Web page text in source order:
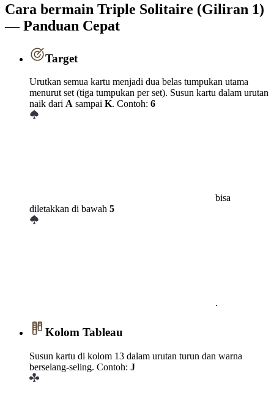
Cara bermain Triple Solitaire (Giliran 1)
— Panduan Cepat
Target
Urutkan semua kartu menjadi dua belas tumpukan utama
menurut set (tiga tumpukan per set). Susun kartu dalam urutan
naik dari A sampai K. Contoh: 6
bisa
diletakkan di bawah 5
.
Kolom Tableau
Susun kartu di kolom 13 dalam urutan turun dan warna
berselang-seling. Contoh: J